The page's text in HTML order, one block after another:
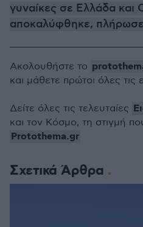
γυναίκες σε Ελλάδα και
αποκαλύφθηκε,
Σχετικά Άρθρα
Ακολουθήστε το
και μάθετε πρώτοι όλες τις
Δείτε όλες τις τελευταίες
και τον Κόσμο, τη στιγμή
Protothema.gr